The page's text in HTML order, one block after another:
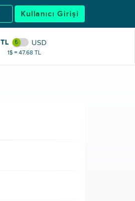
Kullanıcı Girişi
TL USD
1$ = 47.68 TL